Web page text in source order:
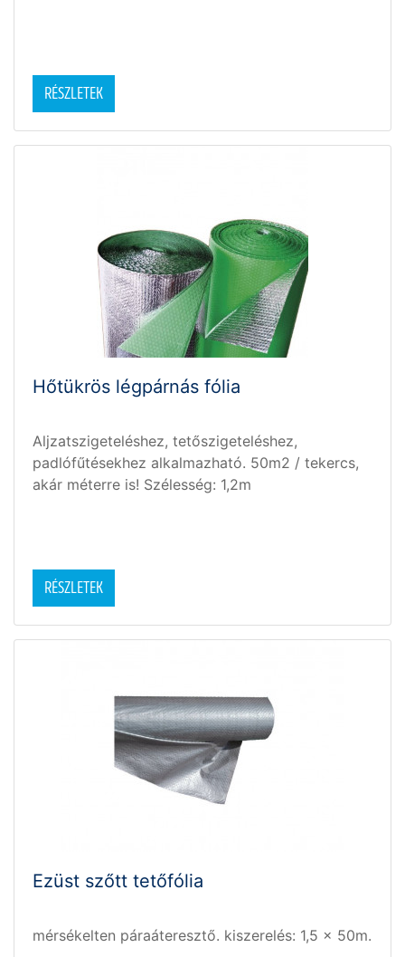
RÉSZLETEK
Hőtükrös légpárnás fólia
Aljzatszigeteléshez, tetőszigeteléshez,
padlófűtésekhez alkalmazható. 50m2 / tekercs,
akár méterre is! Szélesség: 1,2m
RÉSZLETEK
Ezüst szőtt tetőfólia
mérsékelten páraáteresztő. kiszerelés: 1,5 x 50m.